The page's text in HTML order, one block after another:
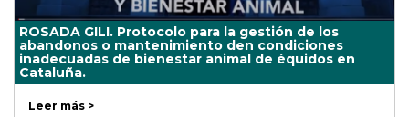
ROSADA GILI. Protocolo para la gestión de los
abandonos o mantenimiento den condiciones
inadecuadas de bienestar animal de équidos en
Cataluña.
Leer más >